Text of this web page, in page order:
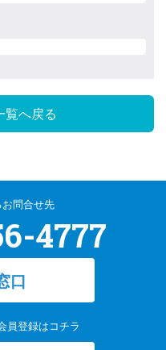
覧へ戻る
問合せ先
4777
口
員登録はコチラ